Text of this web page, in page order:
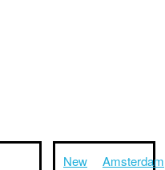
New
Amsterdam